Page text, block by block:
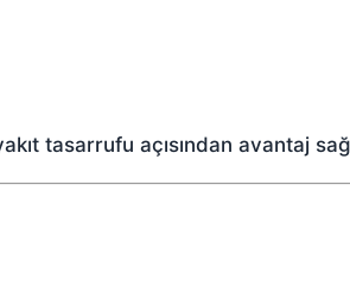
tasarrufu açısından avantaj